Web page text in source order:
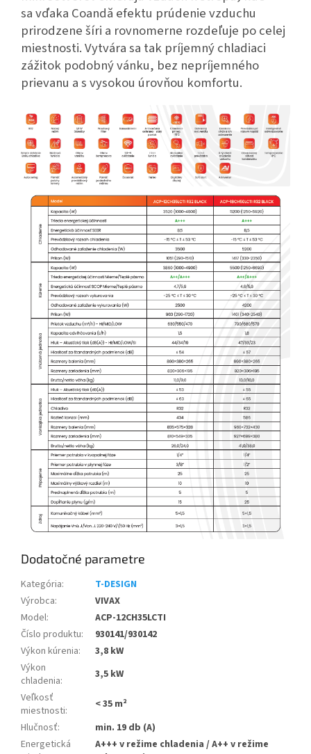
sa vďaka Coandă efektu prúdenie vzduchu
prirodzene šíri a rovnomerne rozdeľuje po celej
miestnosti. Vytvára sa tak príjemný chladiaci
zážitok podobný vánku, bez nepríjemného
prievanu a s vysokou úrovňou komfortu.
Dodatočné parametre
Kategória:
T-DESIGN
Výrobca:
VIVAX
Model:
ACP-12CH35LCTI
Číslo produktu:
930141/930142
Výkon kúrenia:
3,8 kW
Výkon
chladenia:
3,5 kW
Veľkosť
miestnosti:
< 35 m²
Hlučnosť:
min. 19 db (A)
Energetická
A+++ v režime chladenia / A++ v režime